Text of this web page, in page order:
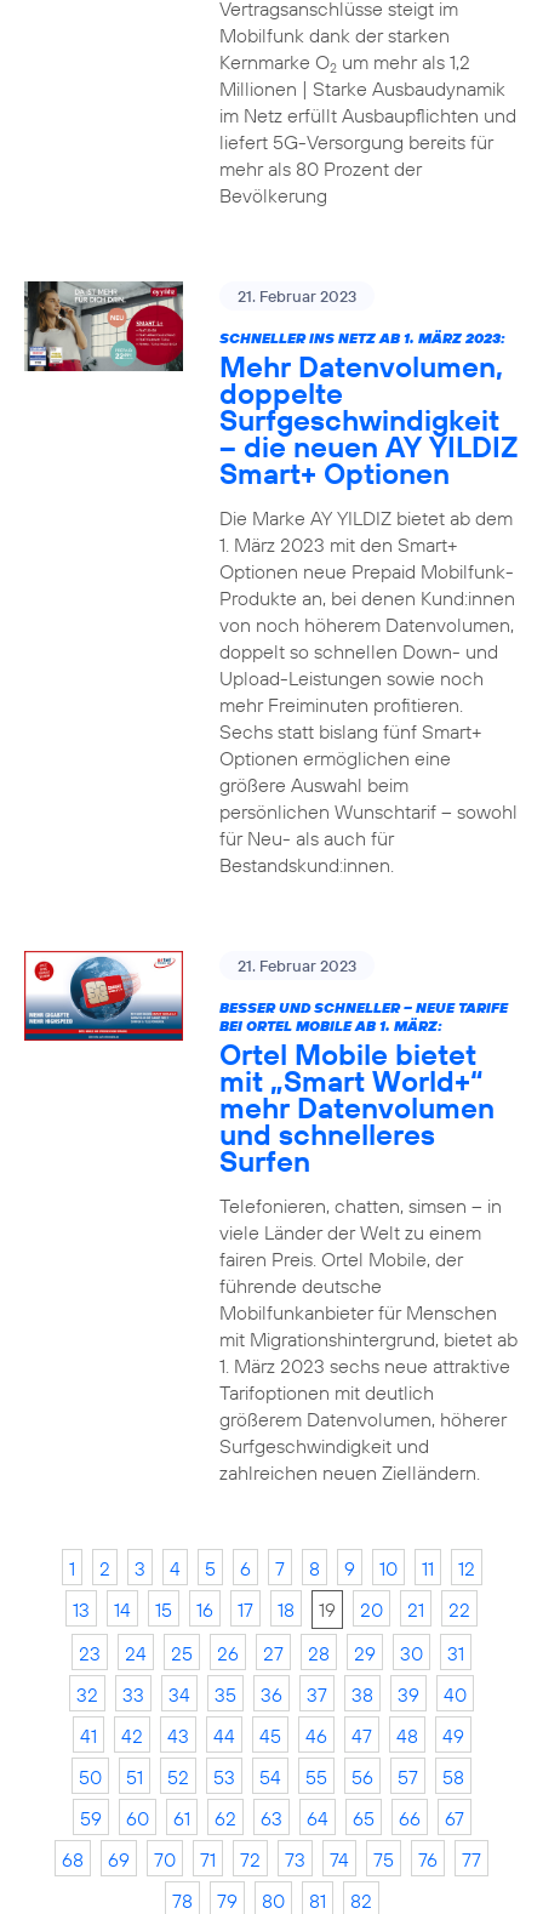
Vertragsanschlüsse steigt im
Mobilfunk dank der starken
Kernmarke O2um mehr als 1,2
Millionen | Starke Ausbaudynamik
im Netz erfüllt Ausbaupflichten und
liefert 5G-Versorgung bereits für
mehr als 80 Prozent der
Bevölkerung
21. Februar 2023
SCHNELLER INS NETZ AB 1. MÄRZ 2023:
Mehr Datenvolumen,
doppelte
Surfgeschwindigkeit
– die neuen AY YILDIZ
Smart+ Optionen
Die Marke AY YILDIZ bietet ab dem
1. März 2023 mit den Smart+
Optionen neue Prepaid Mobilfunk-
Produkte an, bei denen Kund:innen
von noch höherem Datenvolumen,
doppelt so schnellen Down- und
Upload-Leistungen sowie noch
mehr Freiminuten profitieren.
Sechs statt bislang fünf Smart+
Optionen ermöglichen eine
größere Auswahl beim
persönlichen Wunschtarif – sowohl
für Neu- als auch für
Bestandskund:innen.
21. Februar 2023
BESSER UND SCHNELLER – NEUE TARIFE
BEI ORTEL MOBILE AB 1. MÄRZ:
Ortel Mobile bietet
mit „Smart World+“
mehr Datenvolumen
und schnelleres
Surfen
Telefonieren, chatten, simsen – in
viele Länder der Welt zu einem
fairen Preis. Ortel Mobile, der
führende deutsche
Mobilfunkanbieter für Menschen
mit Migrationshintergrund, bietet ab
1. März 2023 sechs neue attraktive
Tarifoptionen mit deutlich
größerem Datenvolumen, höherer
Surfgeschwindigkeit und
zahlreichen neuen Zielländern.
1 2 3 4 5 6 7 8 9 10 11
12
13
14 15 16 17 18 19 20 21
22
23
24 25 26 27 28 29 30
31
32
33 34 35 36 37 38 39
40
41
42 43 44 45 46 47 48
49
50
51 52 53 54 55 56 57
58
59
60 61 62 63 64 65 66
67
68
69 70 71 72 73 74 75 76
77
78
79 80 81 82